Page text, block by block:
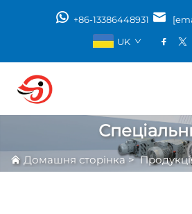
+86-13386448931
UK
Домашня сторінка>